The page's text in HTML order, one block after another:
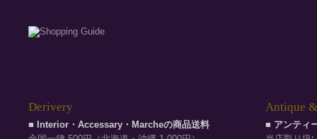
Derivery
■ Interior・Accessary・Marcheの商品送料
Antique
■ アンティ